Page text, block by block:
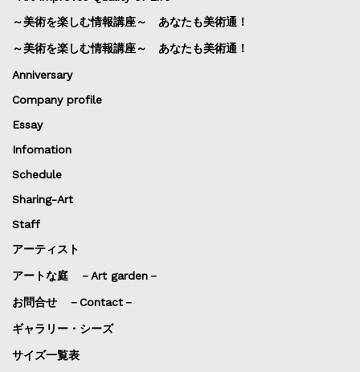
～美術を楽しむ情報講座～ あなたも美術通！
～美術を楽しむ情報講座～ あなたも美術通！
Anniversary
Company profile
Essay
Infomation
Schedule
Sharing-Art
Staff
アーティスト
アートな庭 －Art garden－
お問合せ －Contact－
ギャラリー・シーズ
サイズ一覧表